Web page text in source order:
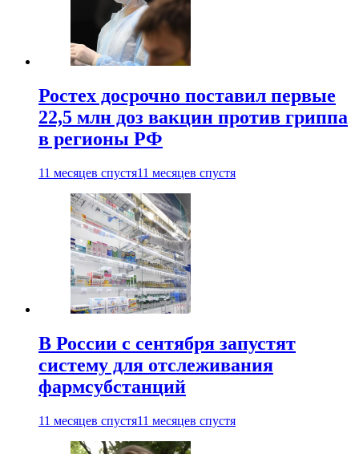
Ростех досрочно поставил первые
22,5 млн доз вакцин против гриппа
в регионы РФ
11 месяцев спустя11 месяцев спустя
В России с сентября запустят
систему для отслеживания
фармсубстанций
11 месяцев спустя11 месяцев спустя